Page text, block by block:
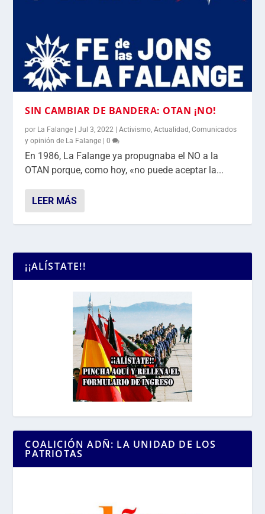
SIN CAMBIAR DE BANDERA: OTAN ¡NO!
por La Falange |Jul 3, 2022 |Activismo ,Actualidad ,Comunicados
y opinión de La Falange |0
En 1986, La Falange ya propugnaba el NO a la
OTAN porque, como hoy, «no puede aceptar la...
LEER MÁS
¡¡ALÍSTATE!!
COALICIÓN ADÑ: LA UNIDAD DE LOS
PATRIOTAS